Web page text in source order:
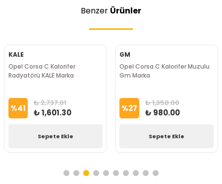
Benzer Ürünler
KALE
Opel Corsa C Kalorifer
Radyatörü KALE Marka
%41 ₺ 2,737.01
₺ 1,601.30
Sepete Ekle
GM
Opel Corsa C Kalorifer Muzulu
Gm Marka
%27 ₺ 1,350.00
₺ 980.00
Sepete Ekle